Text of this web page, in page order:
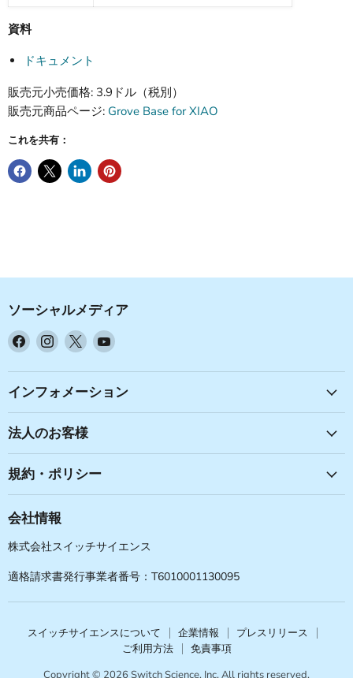
資料
ドキュメント
販売元小売価格: 3.9ドル（税別）
販売元商品ページ: Grove Base for XIAO
これを共有：
ソーシャルメディア
Facebook
見
つ
て
く
さ
い
Instagram
見
つ
て
く
さ
い
X
見
つ
て
く
さ
い
YouTube
見
つ
い
インフォメーション
法人のお客様
規約・ポリシー
会社情報
株式会社スイッチサイエンス
適格請求書発行事業者番号：T6010001130095
スイッチサイエンスについて 企業情報
プレスリリース
ご利用方法
免責事項
Copyright © 2026 Switch Science, Inc. All rights reserved.